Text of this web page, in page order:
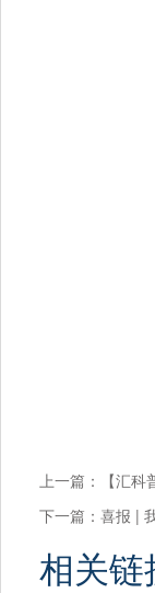
上一篇：
【汇
下一篇： 喜报 |
相关链